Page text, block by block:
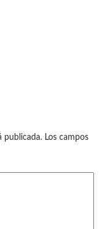
publicada. Los campos